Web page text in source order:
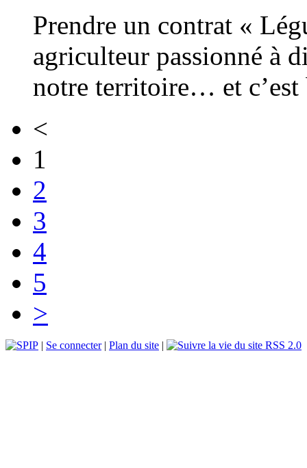
Prendre un contrat «
agriculteur passionné à
notre territoire… et c’est
<
1
2
3
4
5
>
| Se connecter| Plan du site | RSS 2.0